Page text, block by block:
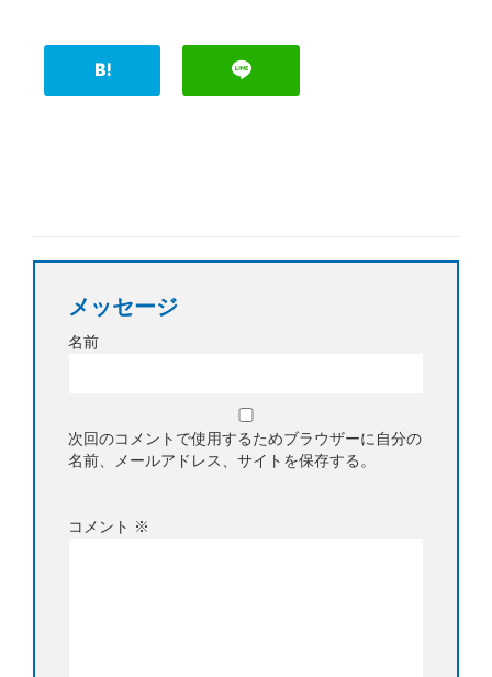
メッセージ
名前
次回のコメントで使用するためブラウザーに自分の
名前、メールアドレス、サイトを保存する。
コメント ※